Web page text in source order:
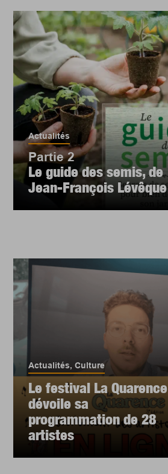
Actualités
Partie 2
Le guide des semis, de
Jean-François Lévêque
Actualités,Culture
Le festival La Quarence
dévoile sa
programmation de 28
artistes